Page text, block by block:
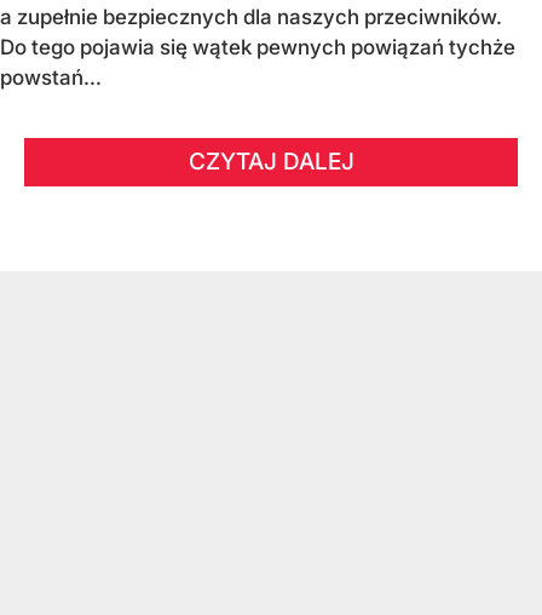
a zupełnie bezpiecznych dla naszych przeciwników.
Do tego pojawia się wątek pewnych powiązań tychże
powstań...
CZYTAJ DALEJ